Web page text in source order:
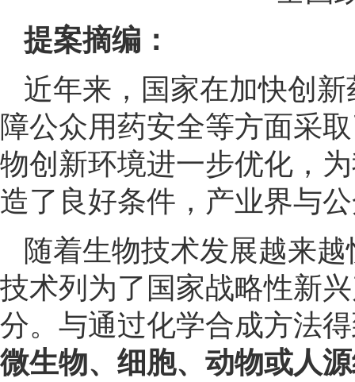
提案摘编：
近年来，国家在加快创
障公众用药安全等方面采
物创新环境进一步优化，
造了良好条件，产业界与
随着生物技术发展越来
技术列为了国家战略性新
分。与通过化学合成方法
微生物、细胞、动物或人